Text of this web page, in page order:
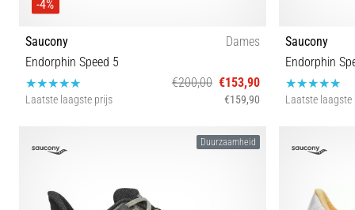
-4%
Saucony
Dames
Endorphin Speed 5
€200,00 €153,90
Laatste laagste prijs €159,90
37½ 38 38½ 39 40 40½ 41 42
Saucony
Endorphin
Laatste laagste
Duurzaamheid